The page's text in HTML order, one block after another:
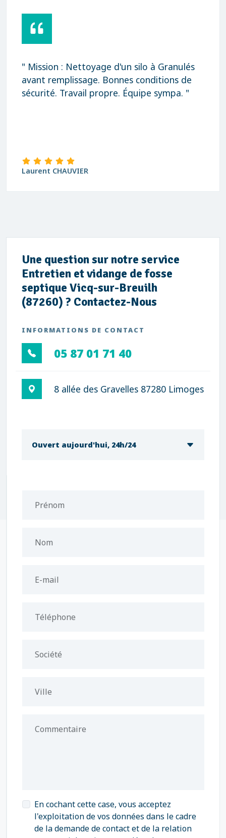
" Mission : Nettoyage d'un silo à Granulés
avant remplissage. Bonnes conditions de
sécurité. Travail propre. Équipe sympa. "
Laurent CHAUVIER
Une question sur notre service
Entretien et vidange de fosse
septique Vicq-sur-Breuilh
(87260) ? Contactez-Nous
INFORMATIONS DE CONTACT
05 87 01 71 40
8 allée des Gravelles 87280 Limoges
Ouvert aujourd'hui, 24h/24
Prénom
Nom
E-mail
Téléphone
Société
Ville
Commentaire
En cochant cette case, vous acceptez
l'exploitation de vos données dans le cadre
de la demande de contact et de la relation